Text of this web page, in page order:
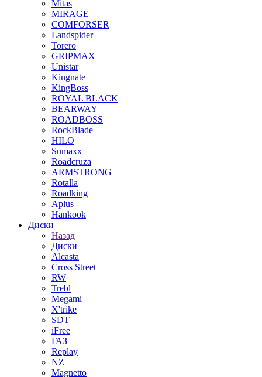
Mitas
MIRAGE
COMFORSER
Landspider
Torero
GRIPMAX
Unistar
Kingnate
KingBoss
ROYAL BLACK
BEARWAY
ROADBOSS
RockBlade
HILO
Sumaxx
Roadcruza
ARMSTRONG
Rotalla
Roadking
Aplus
Hankook
Диски
Назад
Диски
Alcasta
Cross Street
RW
Trebl
Megami
X'trike
SDT
iFree
ГАЗ
Replay
NZ
Magnetto